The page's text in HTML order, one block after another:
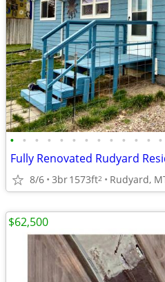
• • • • • • • • • • • • •
Fully Renovated Rudyard
8/6 3br1573ft2 Rudyard,
$62,500